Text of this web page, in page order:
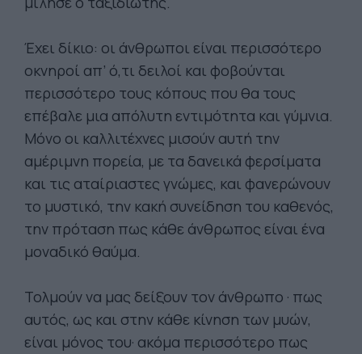
Έχει δίκιο: οι άνθρωποι είναι περισσότερο
οκνηροί απ’ ό,τι δειλοί και φοβούνται
περισσότερο τους κόπους που θα τους
επέβαλε μια απόλυτη εντιμότητα και γύμνια.
Μόνο οι καλλιτέχνες μισούν αυτή την
αμέριμνη πορεία, με τα δανεικά φερσίματα
και τις αταίριαστες γνώμες, και φανερώνουν
το μυστικό, την κακή συνείδηση του καθενός,
την πρόταση πως κάθε άνθρωπος είναι ένα
μοναδικό θαύμα.
Τολμούν να μας δείξουν τον άνθρωπο · πως
αυτός, ως και στην κάθε κίνηση των μυών,
είναι μόνος του· ακόμα περισσότερο πως